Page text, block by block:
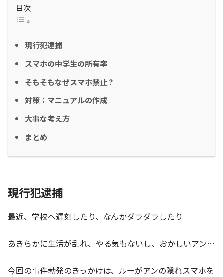
目次
現行犯逮捕
スマホの中学生の所有率
そもそもなぜスマホ禁止？
対策：マニュアルの作成
大事な考え方
まとめ
現行犯逮捕
最近、学校へ遅刻したり、なんかダラダラしたり
あきらかに生活が乱れ、やる気もないし、おかしいアン…
今回の事件勃発のきっかけは、ルーがアンの隠れスマホを